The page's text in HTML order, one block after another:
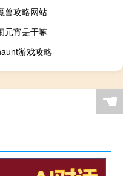
兽攻略网站
元宵是干嘛
游戏攻略
☚